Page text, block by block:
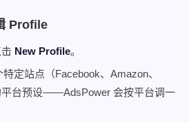
Profile
New Profile。
定站点（Facebook、Amazon、
平台预设——AdsPower 会按平台调一